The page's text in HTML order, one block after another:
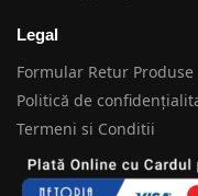
Legal
Formular Retur Produse
Politică de
Termeni si Conditii